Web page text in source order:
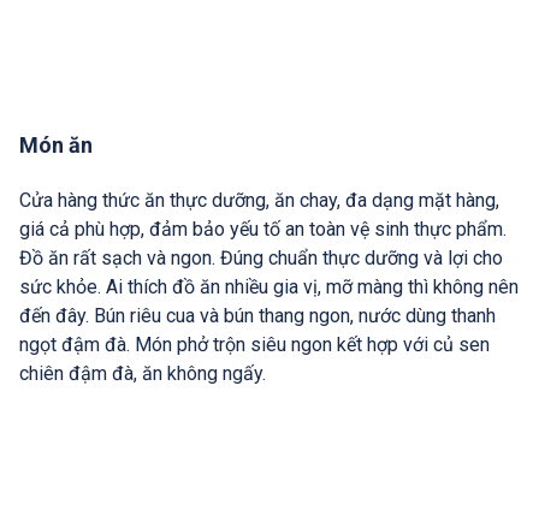
Món ăn
Cửa hàng thức ăn thực dưỡng, ăn chay, đa dạng mặt hàng,
giá cả phù hợp, đảm bảo yếu tố an toàn vệ sinh thực phẩm.
Đồ ăn rất sạch và ngon. Đúng chuẩn thực dưỡng và lợi cho
sức khỏe. Ai thích đồ ăn nhiều gia vị, mỡ màng thì không nên
đến đây. Bún riêu cua và bún thang ngon, nước dùng thanh
ngọt đậm đà. Món phở trộn siêu ngon kết hợp với củ sen
chiên đậm đà, ăn không ngấy.